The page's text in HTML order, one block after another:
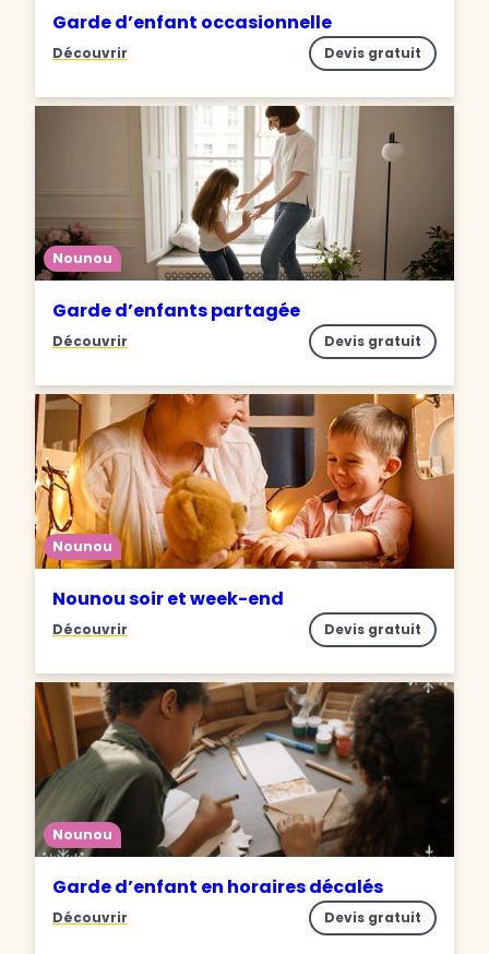
Garde d’enfant occasionnelle
Découvrir Devis gratuit
Nounou
Garde d’enfants partagée
Découvrir Devis gratuit
Nounou
Nounou soir et week-end
Découvrir Devis gratuit
Nounou
Garde d’enfant en horaires décalés
Découvrir Devis gratuit